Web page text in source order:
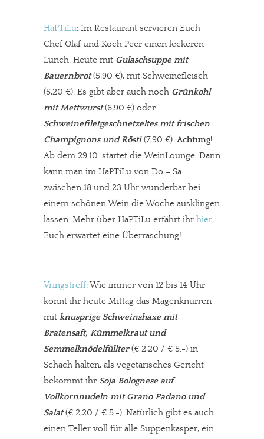
HaPTiLu: Im Restaurant servieren Euch
Chef Olaf und Koch Peer einen leckeren
Lunch. Heute mit Gulaschsuppe mit
Bauernbrot(5,90 €), mit Schweinefleisch
(5,20 €). Es gibt aber auch noch Grünkohl
mit Mettwurst(6,90 €) oder
Schweinefiletgeschnetzeltes mit frischen
Champignons und Rösti(7,90 €).Achtung!
Ab dem 29.10. startet die WeinLounge. Dann
kann man im HaPTiLu von Do – Sa
zwischen 18 und 23 Uhr wunderbar bei
einem schönen Wein die Woche ausklingen
lassen. Mehr über HaPTiLu erfährt ihr hier,
Euch erwartet eine Überraschung!
Vringstreff: Wie immer von 12 bis 14 Uhr
könnt ihr heute Mittag das Magenknurren
mit knusprige Schweinshaxe mit
Bratensaft, Kümmelkraut und
Semmelknödelfüllter(€ 2,20 / € 5.-) in
Schach halten, als vegetarisches Gericht
bekommt ihr Soja Bolognese auf
Vollkornnudeln mit Grano Padano und
Salat(€ 2,20 / € 5.-). Natürlich gibt es auch
einen Teller voll für alle Suppenkasper, ein